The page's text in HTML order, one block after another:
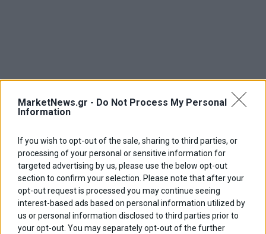
MarketNews.gr - Do Not Process My Personal
Information
If you wish to opt-out of the sale, sharing to third parties, or
processing of your personal or sensitive information for
targeted advertising by us, please use the below opt-out
section to confirm your selection. Please note that after your
opt-out request is processed you may continue seeing
interest-based ads based on personal information utilized by
us or personal information disclosed to third parties prior to
your opt-out. You may separately opt-out of the further
ΑΡΘΡΟΓΡΑΦΟΙ
Ελευθερία Κούρταλη
Οι «τιμωροί» των ομολόγων επέστρεψαν
Η αληθινή παιδεία ξεκινά από την ψυχή…